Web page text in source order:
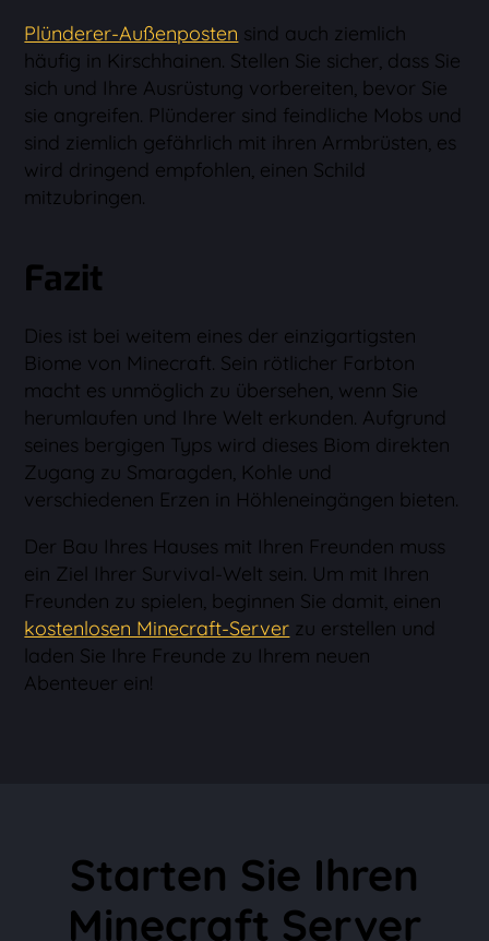
Plünderer-Außenposten sind auch ziemlich
häufig in Kirschhainen. Stellen Sie sicher, dass Sie
sich und Ihre Ausrüstung vorbereiten, bevor Sie
sie angreifen. Plünderer sind feindliche Mobs und
sind ziemlich gefährlich mit ihren Armbrüsten, es
wird dringend empfohlen, einen Schild
mitzubringen.
Fazit
Dies ist bei weitem eines der einzigartigsten
Biome von Minecraft. Sein rötlicher Farbton
macht es unmöglich zu übersehen, wenn Sie
herumlaufen und Ihre Welt erkunden. Aufgrund
seines bergigen Typs wird dieses Biom direkten
Zugang zu Smaragden, Kohle und
verschiedenen Erzen in Höhleneingängen bieten.
Der Bau Ihres Hauses mit Ihren Freunden muss
ein Ziel Ihrer Survival-Welt sein. Um mit Ihren
Freunden zu spielen, beginnen Sie damit, einen
kostenlosen Minecraft-Server zu erstellen und
laden Sie Ihre Freunde zu Ihrem neuen
Abenteuer ein!
Starten Sie Ihren
Minecraft Server